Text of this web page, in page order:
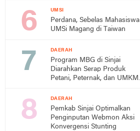
UMSI
Perdana, Sebelas Mahasiswa
UMSi Magang di Taiwan
DAERAH
Program MBG di Sinjai
Diarahkan Serap Produk
Petani, Peternak, dan UMKM
DAERAH
Pemkab Sinjai Optimalkan
Penginputan Webmon Aksi
Konvergensi Stunting